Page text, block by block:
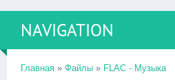
NAVIGATION
Главная » Файлы » FLAC - Музыка